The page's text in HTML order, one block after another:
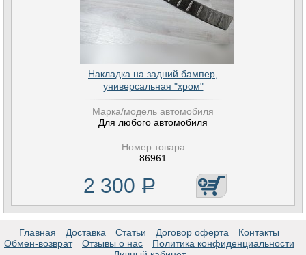
Накладка на задний бампер,
универсальная "хром"
Марка/модель автомобиля
Для любого автомобиля
Номер товара
86961
2 300 Р
Главная Доставка Статьи Договор оферта
Контакты
Обмен-возврат
Отзывы о нас
Политика конфиденциальности